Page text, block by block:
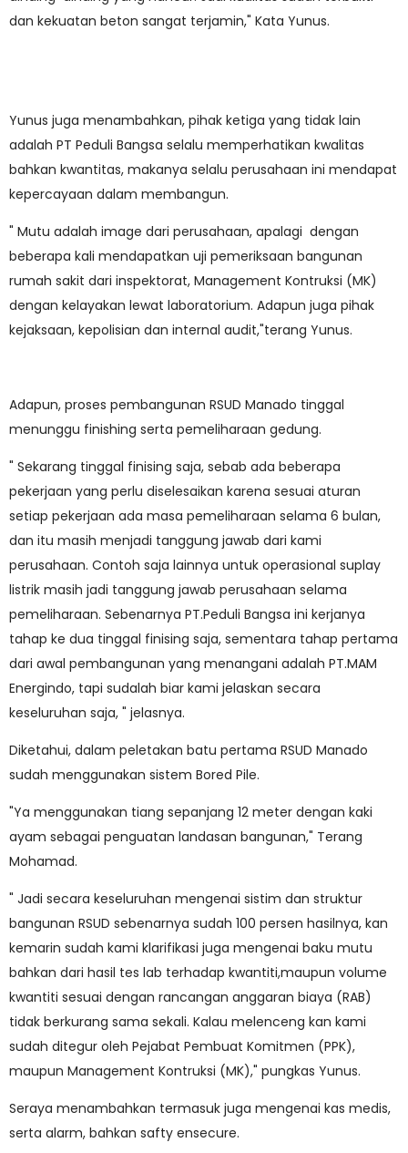
dan kekuatan beton sangat terjamin," Kata Yunus.
Yunus juga menambahkan, pihak ketiga yang tidak lain
adalah PT Peduli Bangsa selalu memperhatikan kwalitas
bahkan kwantitas, makanya selalu perusahaan ini mendapat
kepercayaan dalam membangun.
" Mutu adalah image dari perusahaan, apalagi dengan
beberapa kali mendapatkan uji pemeriksaan bangunan
rumah sakit dari inspektorat, Management Kontruksi (MK)
dengan kelayakan lewat laboratorium. Adapun juga pihak
kejaksaan, kepolisian dan internal audit,"terang Yunus.
Adapun, proses pembangunan RSUD Manado tinggal
menunggu finishing serta pemeliharaan gedung.
" Sekarang tinggal finising saja, sebab ada beberapa
pekerjaan yang perlu diselesaikan karena sesuai aturan
setiap pekerjaan ada masa pemeliharaan selama 6 bulan,
dan itu masih menjadi tanggung jawab dari kami
perusahaan. Contoh saja lainnya untuk operasional suplay
listrik masih jadi tanggung jawab perusahaan selama
pemeliharaan. Sebenarnya PT.Peduli Bangsa ini kerjanya
tahap ke dua tinggal finising saja, sementara tahap pertama
dari awal pembangunan yang menangani adalah PT.MAM
Energindo, tapi sudalah biar kami jelaskan secara
keseluruhan saja, " jelasnya.
Diketahui, dalam peletakan batu pertama RSUD Manado
sudah menggunakan sistem Bored Pile.
"Ya menggunakan tiang sepanjang 12 meter dengan kaki
ayam sebagai penguatan landasan bangunan," Terang
Mohamad.
" Jadi secara keseluruhan mengenai sistim dan struktur
bangunan RSUD sebenarnya sudah 100 persen hasilnya, kan
kemarin sudah kami klarifikasi juga mengenai baku mutu
bahkan dari hasil tes lab terhadap kwantiti,maupun volume
kwantiti sesuai dengan rancangan anggaran biaya (RAB)
tidak berkurang sama sekali. Kalau melenceng kan kami
sudah ditegur oleh Pejabat Pembuat Komitmen (PPK),
maupun Management Kontruksi (MK)," pungkas Yunus.
Seraya menambahkan termasuk juga mengenai kas medis,
serta alarm, bahkan safty ensecure.